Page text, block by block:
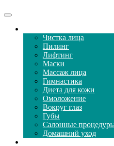
Чистка лица
Пилинг
Лифтинг
Маски
Массаж лица
Гимнастика
Диета для кожи
Омоложение
Вокруг глаз
Губы
Салонные
Домашний уход